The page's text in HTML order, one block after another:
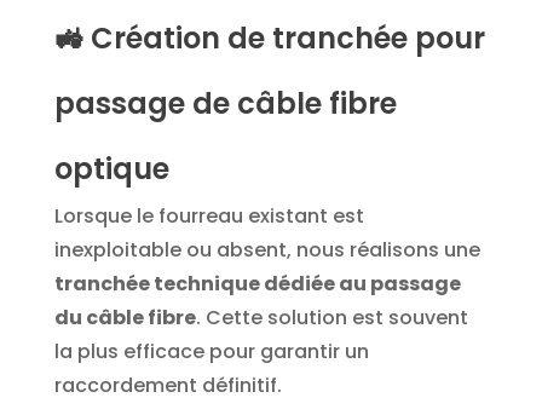
🚜 Création de tranchée pour
passage de câble fibre
optique
Lorsque le fourreau existant est
inexploitable ou absent, nous réalisons une
tranchée technique dédiée au passage
du câble fibre. Cette solution est souvent
la plus efficace pour garantir un
raccordement définitif.